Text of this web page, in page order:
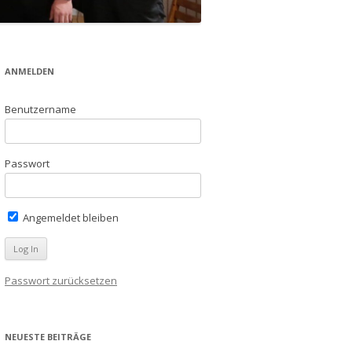
ANMELDEN
Benutzername
Passwort
Angemeldet bleiben
Passwort zurücksetzen
NEUESTE BEITRÄGE